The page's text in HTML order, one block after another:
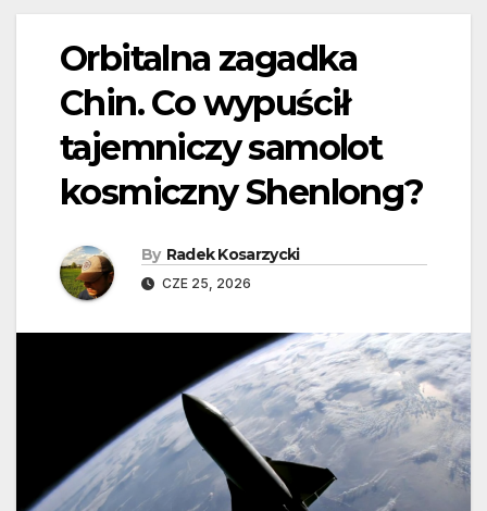
Orbitalna zagadka
Chin. Co wypuścił
tajemniczy samolot
kosmiczny Shenlong?
By Radek Kosarzycki
CZE 25, 2026